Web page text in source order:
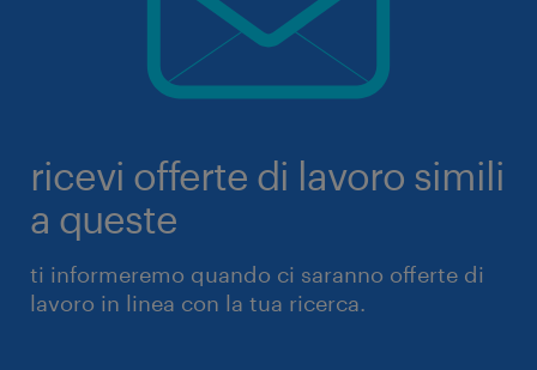
ricevi offerte di lavoro simili
a queste
ti informeremo quando ci saranno offerte di
lavoro in linea con la tua ricerca.